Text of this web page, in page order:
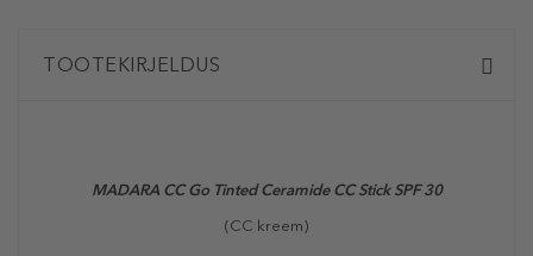
TOOTEKIRJELDUS
MADARA CC Go Tinted Ceramide CC Stick SPF 30
(CC kreem)